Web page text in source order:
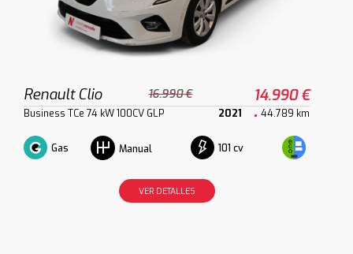
Renault Clio 16.990 € 14.990 €
Business TCe 74 kW 100CV GLP 2021 44.789 km
Gas Manual 101 cv
VER DETALLES